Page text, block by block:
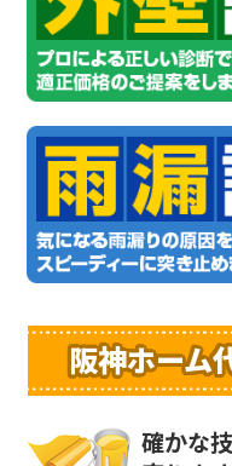
阪神ホーム
確かな